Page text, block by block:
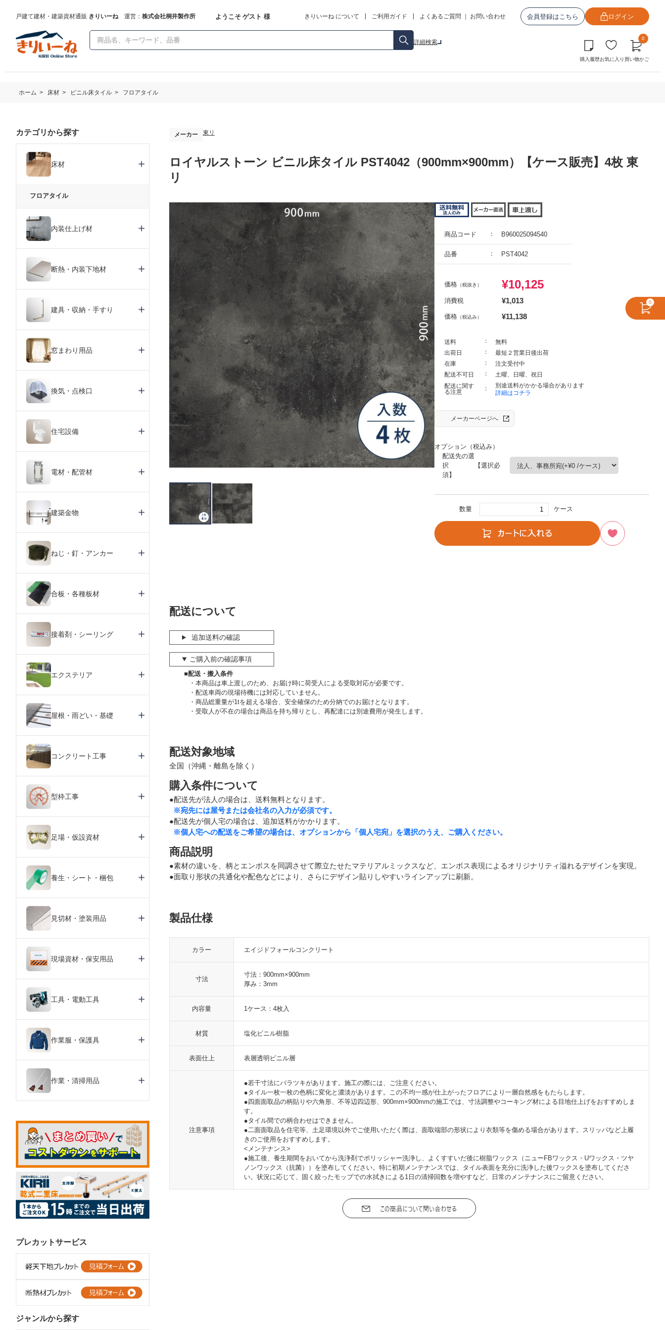
戸建て建材・建築資材通販 きりいーね運営： 株式会社桐井製作所 ようこそ ゲスト 様 きりいーね について ご利用ガイド よくあるご質問 お問い合わせ 会員登録はこちら ログイン
詳細検索
購入履歴お気に入り
0
買い物かご
ホーム > 床材 > ビニル床タイル > フロアタイル
メーカー 東リ
ロイヤルストーン ビニル床タイル PST4042（900mm×900mm）【ケース販売】4枚 東
リ
商品コード B960025094540
品番 PST4042
価格 （税抜き） ¥10,125
消費税 ¥1,013
価格 （税込み） ¥11,138
送料
無料
出荷日
最短２営業日後出荷
在庫
注文受付中
配送不可日
土曜、日曜、祝日
配送に関す
る注意
別途送料がかかる場合があります
詳細はコチラ
メーカーページへ
オプション（税込み）
配送先の選
択 【選択必
須】
数量 ケース
配送について
追加送料の確認
ご購入前の確認事項
■配送・搬入条件
本商品は車上渡しのため、お届け時に荷受人による受取対応が必要です。
配送車両の現場待機には対応していません。
商品総重量が1tを超える場合、安全確保のため分納でのお届けとなります。
受取人が不在の場合は商品を持ち帰りとし、再配達には別途費用が発生します。
配送対象地域
全国（沖縄・離島を除く）
購入条件について
●配送先が法人の場合は、送料無料となります。
※宛先には屋号または会社名の入力が必須です。
●配送先が個人宅の場合は、追加送料がかかります。
※個人宅への配送をご希望の場合は、オプションから「個人宅宛」を選択のうえ、ご購入ください。
商品説明
●素材の違いを、柄とエンボスを同調させて際立たせたマテリアルミックスなど、エンボス表現によるオリジナリティ溢れるデザインを実現。
●面取り形状の共通化や配色などにより、さらにデザイン貼りしやすいラインアップに刷新。
製品仕様
カラー エイジドフォールコンクリート
寸法
寸法：900mm×900mm
厚み：3mm
内容量 1ケース：4枚入
材質 塩化ビニル樹脂
表面仕上 表層透明ビニル層
注意事項
●若干寸法にバラツキがあります。施工の際には、ご注意ください。
●タイル一枚一枚の色柄に変化と濃淡があります。この不均一感が仕上がったフロアにより一層自然感をもたらします。
●四面面取品の柄貼りや六角形、不等辺四辺形、900mm×900mmの施工では、寸法調整やコーキング材による目地仕上げをおすすめしま
す。
●タイル間での柄合わせはできません。
●二面面取品を住宅等、土足環境以外でご使用いただく際は、面取端部の形状により衣類等を傷める場合があります。スリッパなど上履
きのご使用をおすすめします。
<メンテナンス>
●施工後、養生期間をおいてから洗浄剤でポリッシャー洗浄し、よくすすいだ後に樹脂ワックス（ニューFBワックス・Uワックス・ツヤ
ノンワックス（抗菌））を塗布してください。特に初期メンテナンスでは、タイル表面を充分に洗浄した後ワックスを塗布してくださ
い。状況に応じて、固く絞ったモップでの水拭きによる1日の清掃回数を増やすなど、日常のメンテナンスにご留意ください。
カテゴリから探す
床材
フロアタイル
内装仕上げ材
断熱・内装下地材
建具・収納・手すり
窓まわり用品
換気・点検口
住宅設備
電材・配管材
建築金物
ねじ・釘・アンカー
合板・各種板材
接着剤・シーリング
エクステリア
屋根・雨どい・基礎
コンクリート工事
型枠工事
足場・仮設資材
養生・シート・梱包
見切材・塗装用品
現場資材・保安用品
工具・電動工具
作業服・保護具
作業・清掃用品
プレカットサービス
ジャンルから探す
0